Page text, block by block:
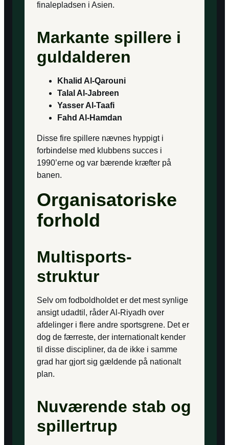
finalepladsen i Asien.
Markante spillere i
guldalderen
Khalid Al-Qarouni
Talal Al-Jabreen
Yasser Al-Taafi
Fahd Al-Hamdan
Disse fire spillere nævnes hyppigt i
forbindelse med klubbens succes i
1990’erne og var bærende kræfter på
banen.
Organisatoriske
forhold
Multisports-
struktur
Selv om fodboldholdet er det mest synlige
ansigt udadtil, råder Al-Riyadh over
afdelinger i flere andre sportsgrene. Det er
dog de færreste, der internationalt kender
til disse discipliner, da de ikke i samme
grad har gjort sig gældende på nationalt
plan.
Nuværende stab og
spillertrup